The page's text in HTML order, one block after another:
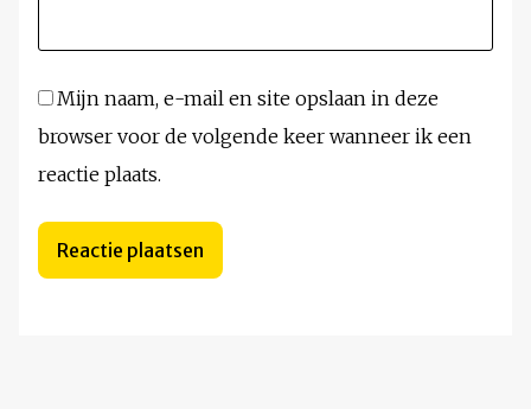
Mijn naam, e-mail en site opslaan in deze
browser voor de volgende keer wanneer ik een
reactie plaats.